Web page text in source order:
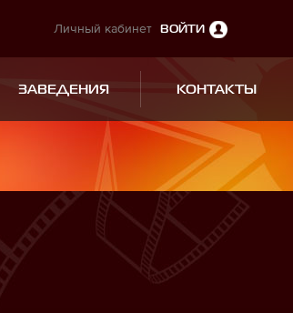
Личный кабинет ВОЙТИ
ЗАВЕДЕНИЯ КОНТАКТЫ